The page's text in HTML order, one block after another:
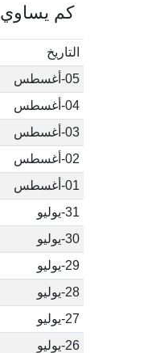
كم يساوي 4000 درهم مغربي مقابل الدينار الكويتي في أغسطس, 2026
التاريخ
05-أغسطس
04-أغسطس
03-أغسطس
02-أغسطس
01-أغسطس
31-يوليو
30-يوليو
29-يوليو
28-يوليو
27-يوليو
26-يوليو